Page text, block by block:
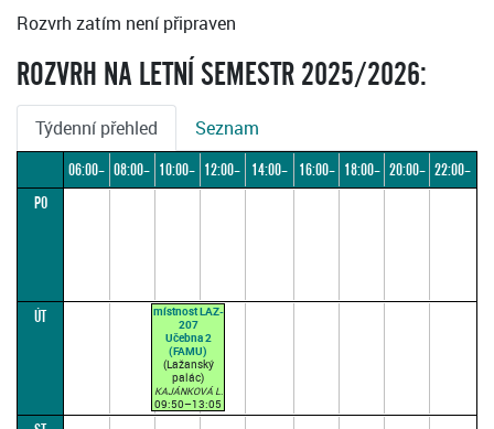
Rozvrh zatím není připraven
ROZVRH NA LETNÍ SEMESTR 2025/2026:
Týdenní přehled Seznam
06:00– 08:00– 10:00– 12:00–
14:00–
16:00– 18:00– 20:00– 22:00–
PO
ÚT
místnost LAZ-
207
Učebna 2
(FAMU)
(Lažanský
palác)
KAJÁNKOVÁ L.
09:50–13:05
(přednášková